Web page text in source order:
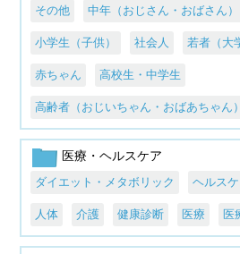
その他 中年（おじさん・おばさん）
小学生（子供） 社会人 若者（大
赤ちゃん 高校生・中学生
高齢者（おじいちゃん・おばあちゃん）
医療・ヘルスケア
ダイエット・メタボリック ヘルス
人体 介護 健康診断 医療 医